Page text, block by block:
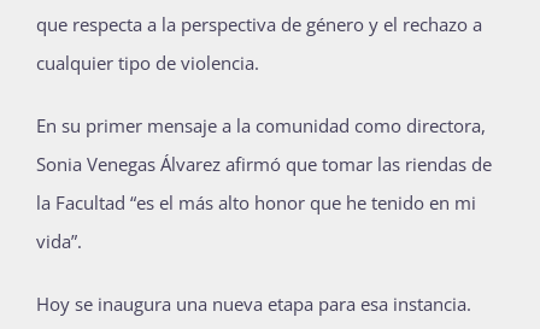
que respecta a la perspectiva de género y el rechazo a
cualquier tipo de violencia.
En su primer mensaje a la comunidad como directora,
Sonia Venegas Álvarez afirmó que tomar las riendas de
la Facultad “es el más alto honor que he tenido en mi
vida”.
Hoy se inaugura una nueva etapa para esa instancia.